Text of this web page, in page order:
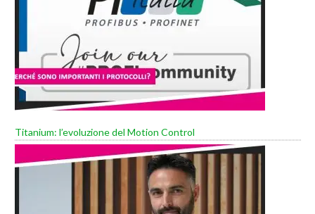
Titanium: l’evoluzione del Motion Control